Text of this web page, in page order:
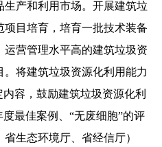
产和利用市场。开展建筑垃
目培育，培育一批技术装备
营管理水平高的建筑垃圾资
将建筑垃圾资源化利用能力
容，鼓励建筑垃圾资源化利
最佳案例、“无废细胞”的评
生态环境厅、省经信厅）